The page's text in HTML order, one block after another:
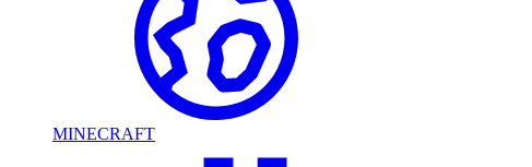
MINECRAFT